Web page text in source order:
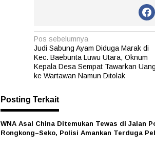
N
a
v
g
a
s
i
Pos sebelumnya
Judi Sabung Ayam Diduga Marak di
Kec. Baebunta Luwu Utara, Oknum
Kepala Desa Sempat Tawarkan Uang
ke Wartawan Namun Ditolak
Posting Terkait
WNA Asal China Ditemukan Tewas di Jalan
Rongkong–Seko, Polisi Amankan Terduga